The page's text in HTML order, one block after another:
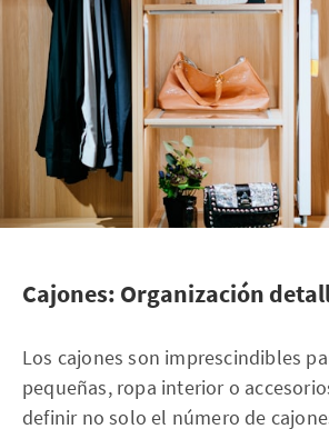
Cajones: Organización
Los cajones son imprescindibles
pequeñas, ropa interior o
definir no solo el número de